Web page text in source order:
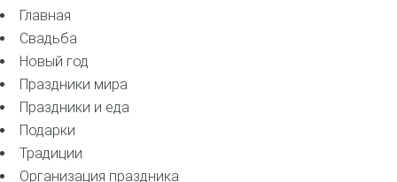
Главная
Свадьба
Новый год
Праздники мира
Праздники и еда
Подарки
Традиции
Организация праздника